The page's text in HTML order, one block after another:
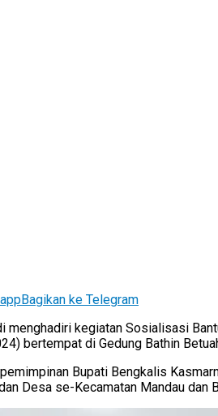
Bagikan ke Telegram
menghadiri kegiatan Sosialisasi
bertempat di Gedung Bathin
Bupati Bengkalis
Desa se-Kecamatan Mandau dan